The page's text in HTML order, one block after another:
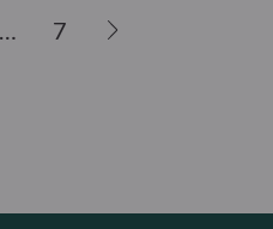
… 7